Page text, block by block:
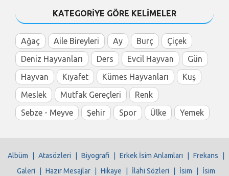
KATEGORİYE GÖRE KELİMELER
Ağaç Aile Bireyleri Ay Burç
Çiçek
Deniz Hayvanları
Ders Evcil Hayvan
Gün
Hayvan
Kıyafet Kümes Hayvanları
Kuş
Meslek
Mutfak Gereçleri
Renk
Sebze - Meyve
Şehir Spor Ülke Yemek
Albüm Atasözleri Biyografi Erkek İsim Anlamları Frekans
Galeri
Hazır Mesajlar Hikaye İlahi Sözleri İsim
İsim